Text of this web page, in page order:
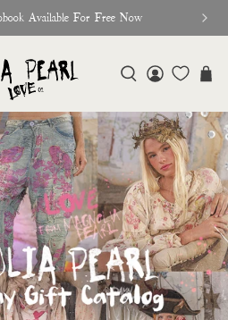
Available For Free Now